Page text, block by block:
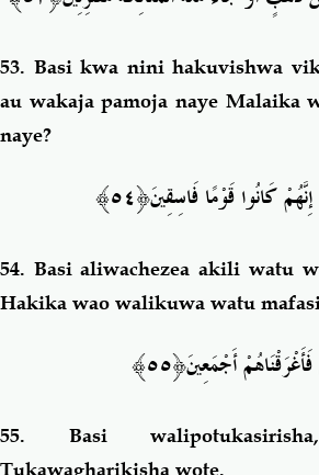
53. Basi kwa nini hakuvishwa
au wakaja pamoja naye Malaika
naye?
إِنَّهُمْ كَانُوا قَوْمًا فَاسِقِينَ﴿٥٤﴾
54. Basi aliwachezea akili watu
Hakika wao walikuwa watu
أَجْمَعِينَ﴿٥٥﴾
55. Basi
Tukawagharikisha wote.